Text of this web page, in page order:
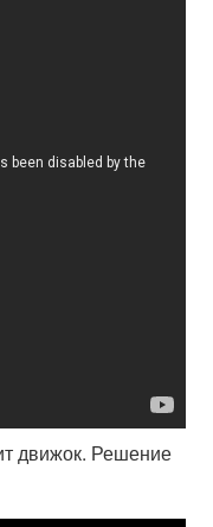
движок. Решение